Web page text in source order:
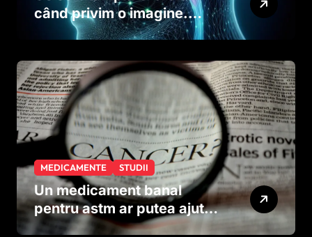
când privim o imagine.
Studiul care explică rolul
MEDICAMENTE STUDII
Un medicament banal
pentru astm ar putea ajuta
în lupta împotriva